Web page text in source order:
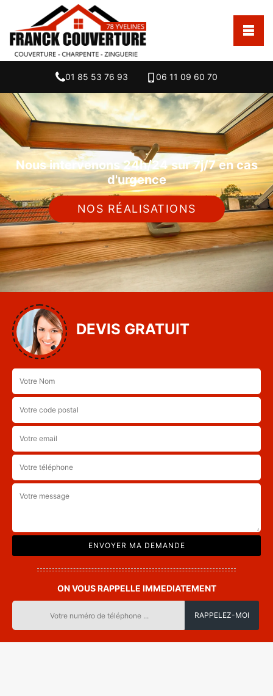
01 85 53 76 93 06 11 09 60 70
Nous intervenons 24h/24 sur 7j/7 en cas
d'urgence
NOS RÉALISATIONS
DEVIS GRATUIT
ON VOUS RAPPELLE IMMEDIATEMENT